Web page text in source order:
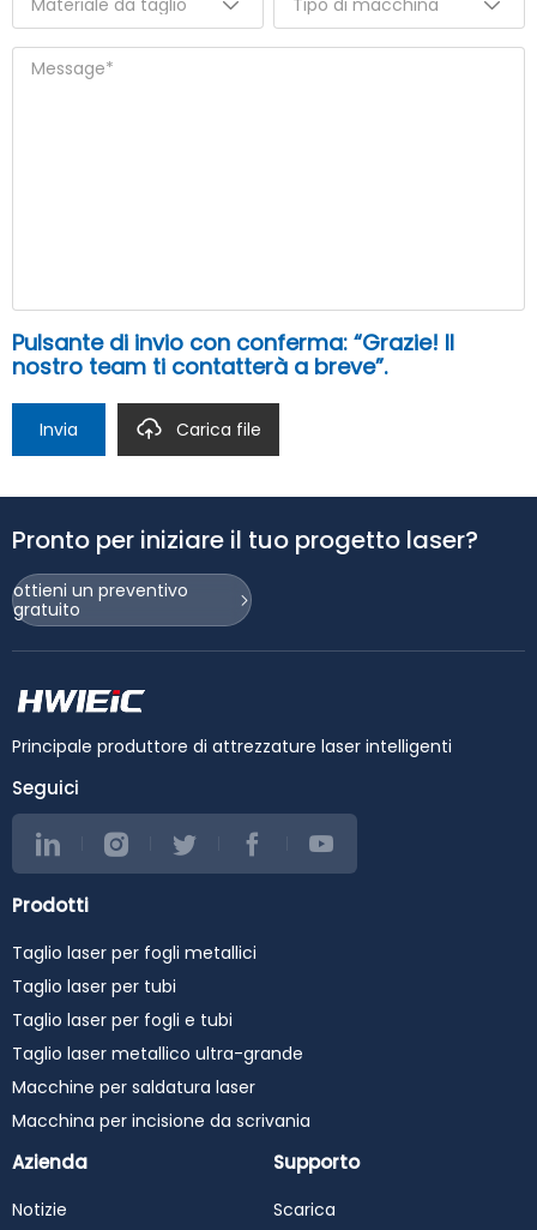
Pulsante di invio con conferma: “Grazie! Il
nostro team ti contatterà a breve”.
Invia Carica file
Pronto per iniziare il tuo progetto laser?
ottieni un preventivo
gratuito
Principale produttore di attrezzature laser intelligenti
Seguici
Prodotti
Taglio laser per fogli metallici
Taglio laser per tubi
Taglio laser per fogli e tubi
Taglio laser metallico ultra-grande
Macchine per saldatura laser
Macchina per incisione da scrivania
Azienda
Notizie
Supporto
Scarica